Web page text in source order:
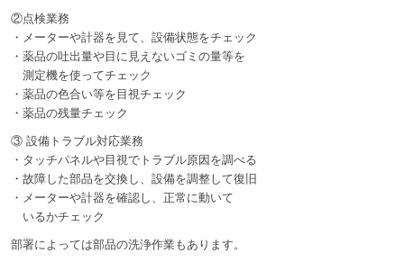
②点検業務
・メーターや計器を見て、設備状態をチェック
・薬品の吐出量や目に見えないゴミの量等を
測定機を使ってチェック
・薬品の色合い等を目視チェック
・薬品の残量チェック
③ 設備トラブル対応業務
・タッチパネルや目視でトラブル原因を調べる
・故障した部品を交換し、設備を調整して復旧
・メーターや計器を確認し、正常に動いて
いるかチェック
部署によっては部品の洗浄作業もあります。